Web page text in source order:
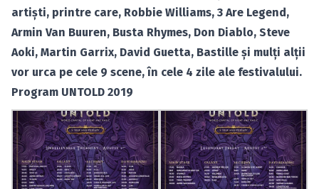
artişti, printre care, Robbie Williams, 3 Are Legend,
Armin Van Buuren, Busta Rhymes, Don Diablo, Steve
Aoki, Martin Garrix, David Guetta, Bastille şi mulţi alţii
vor urca pe cele 9 scene, în cele 4 zile ale festivalului.
Program UNTOLD 2019